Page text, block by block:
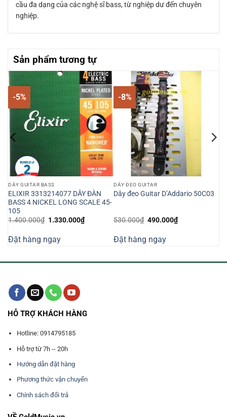
cầu đa dạng của các nghệ sĩ bass, từ nghiệp dư đến chuyên
nghiệp.
Sản phẩm tương tự
-5%
DÂY GUITAR BASS
ELIXIR 3313214077 DÂY ĐÀN
BASS 4 NICKEL LONG SCALE 45-
105
1.400.000₫ Giá
1.400.000₫.
1.330.000₫Giá
hiện
1.330.000₫.
Đặt hàng ngay
-8%
DÂY ĐEO GUITAR
Dây đeo Guitar D’Addario 50C03
530.000₫ Giá
530.000₫.
490.000₫Giá
hiện
Đặt hàng ngay
HỖ TRỢ KHÁCH HÀNG
Hotline: 0914795185
Hỗ trợ từ 7h -- 20h
Hướng dẫn đặt hàng
Phương thức vận chuyển
Chính sách đổi trả